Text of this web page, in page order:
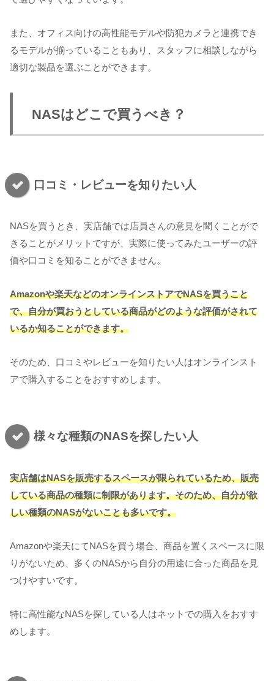
また、オフィス向けの高性能モデルや防犯カメラと連携でき
るモデルが揃っていることもあり、スタッフに相談しながら
適切な製品を選ぶことができます。
NASはどこで買うべき？
口コミ・レビューを知りたい人
NASを買うとき、実店舗では店員さんの意見を聞くことがで
きることがメリットですが、実際に使ってみたユーザーの評
価や口コミを知ることができません。
Amazonや楽天などのオンラインストアでNASを買うこと
で、自分が買おうとしている商品がどのような評価がされて
いるか知ることができます。
そのため、口コミやレビューを知りたい人はオンラインスト
アで購入することをおすすめします。
様々な種類のNASを探したい人
実店舗はNASを販売するスペースが限られているため、販売
している商品の種類に制限があります。そのため、自分が欲
しい種類のNASがないことも多いです。
Amazonや楽天にてNASを買う場合、商品を置くスペースに限
りがないため、多くのNASから自分の用途に合った商品を見
つけやすいです。
特に高性能なNASを探している人はネットでの購入をおすす
めします。